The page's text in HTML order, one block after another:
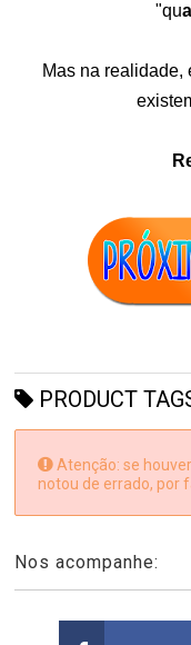
"qua
Mas na realidade,
PRODUCT
Atenção: se
notou de errado, por
Nos acompanhe: